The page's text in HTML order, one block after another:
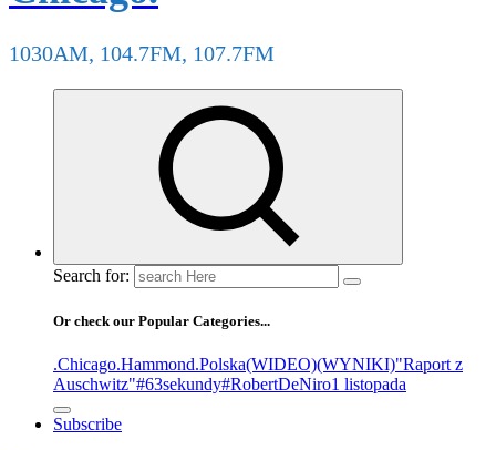
1030AM, 104.7FM, 107.7FM
Search for:
Or check our Popular Categories...
.Chicago.Hammond.Polska(WIDEO)(WYNIKI)"Raport z
Auschwitz"#63sekundy#RobertDeNiro1 listopada
Subscribe